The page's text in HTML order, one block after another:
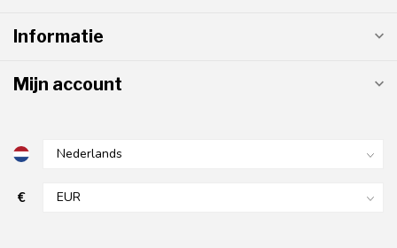
Informatie
Mijn account
€